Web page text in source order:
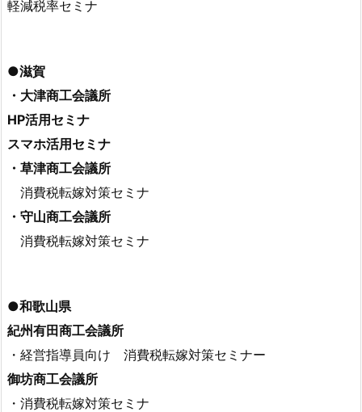
軽減税率セミナ
●滋賀
・大津商工会議所
HP活用セミナ
スマホ活用セミナ
・草津商工会議所
消費税転嫁対策セミナ
・守山商工会議所
消費税転嫁対策セミナ
●和歌山県
紀州有田商工会議所
・経営指導員向け 消費税転嫁対策セミナー
御坊商工会議所
・消費税転嫁対策セミナ